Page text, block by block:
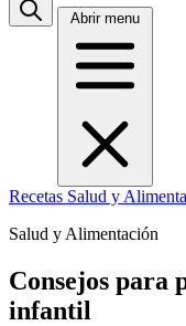
Abrir menu
Recetas Salud y
Salud y Alimentación
Consejos para
infantil